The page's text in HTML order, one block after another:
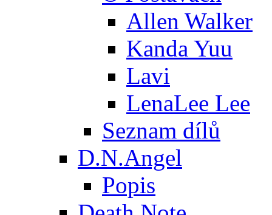
Allen Walker
Kanda Yuu
Lavi
LenaLee Lee
Seznam dílů
D.N.Angel
Popis